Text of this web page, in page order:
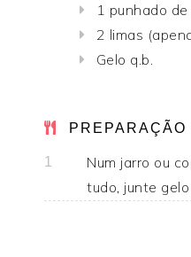
1 punhado
2 limas
Gelo q.b.
PREPARAÇÃO
1
Num jarro ou
tudo, junte